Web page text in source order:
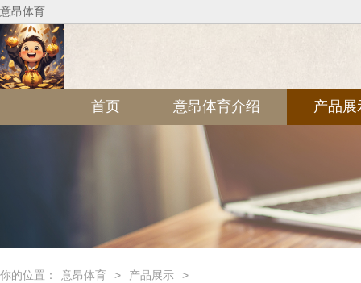
意昂体育
首页 意昂体育介绍 产品展
你的位置： 意昂体育 > 产品展示 >